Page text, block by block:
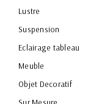
Lustre
Suspension
Eclairage tableau
Meuble
Objet Decoratif